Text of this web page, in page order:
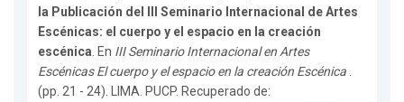
la Publicación del III Seminario Internacional de Artes
Escénicas: el cuerpo y el espacio en la creación
escénica . En III Seminario Internacional en Artes
Escénicas El cuerpo y el espacio en la creación Escénica
(pp. 21 - 24). LIMA. PUCP. Recuperado de: